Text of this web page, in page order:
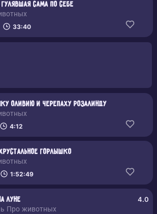
сама по себе
33:40
Оливию и черепаху Розалинду
4:12
Горлышко
1:52:49
Луне
Про животных
4.0